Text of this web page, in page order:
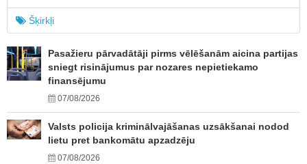
Šķirkļi
Pasažieru pārvadātāji pirms vēlēšanām aicina partijas
sniegt risinājumus par nozares nepietiekamo
finansējumu
07/08/2026
Valsts policija kriminālvajāšanas uzsākšanai nodod
lietu pret bankomātu apzadzēju
07/08/2026